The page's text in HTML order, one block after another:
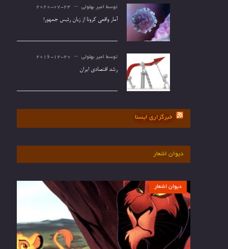
توسط امیر بهلولی 2020-07-24
آمار واقعی کرونا از زبان رئیس جمهور!
توسط امیر بهلولی 2016-12-20
رشد اقتصادی ایران
خبرگزاری ایسنا
دیوان اشعار
دیوان اشعار